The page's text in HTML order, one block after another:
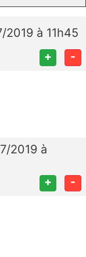
2019 à 11h45
+ -
2019 à
+ -